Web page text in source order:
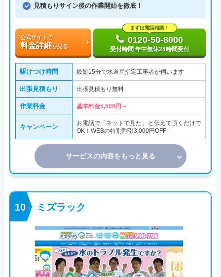
見積もりサイン後の作業開始を徹底！
公式サイトで
料金詳細を見る
まずは電話相談！
0120-50-8000
受付時間 年中無休24時間受付
駆けつけ時間 最短15分で水道局指定工事者が伺います
出張見積もり 出張見積もり無料
作業料金 基本料金5,500円～
キャンペーン
お電話で「ネットで見た」と伝えて頂くだけで
OK！WEBの特別割引3,000円OFF
サービスの内容をもっと見る
ミズラック